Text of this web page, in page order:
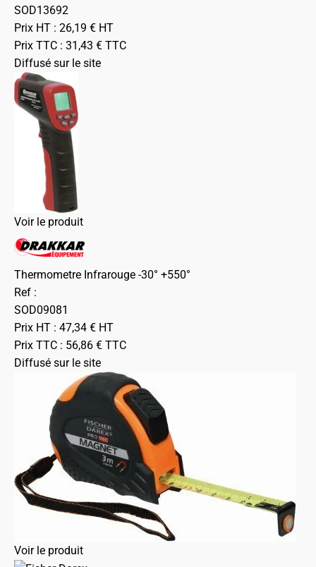
SOD13692
Prix HT : 26,19 € HT
Prix TTC : 31,43 € TTC
Diffusé sur le site
Voir le produit
Thermometre Infrarouge -30° +550°
Ref :
SOD09081
Prix HT : 47,34 € HT
Prix TTC : 56,86 € TTC
Diffusé sur le site
Voir le produit